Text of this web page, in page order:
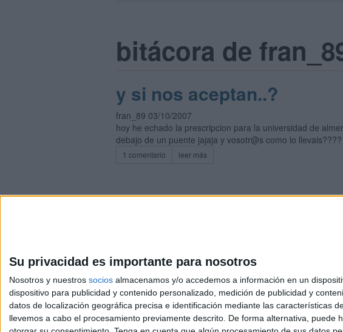
Su privacidad es importante para nosotros
Nosotros y nuestros socios almacenamos y/o accedemos a información en un
dispositivo para publicidad y contenido personalizado, medición de publicidad y
datos de localización geográfica precisa e identificación mediante las características
llevemos a cabo el procesamiento previamente descrito. De forma alternativa,
bitácora de
y si nos aceptan..?
fran_89 03/10/2007
hoy he echado la prescripcion para la universidad de
debajo de un puente jajaja y vosotr@s como lo llevais????
1 comentario leer más
Aviso legal
© 2003-2026Compás Mediterráneo